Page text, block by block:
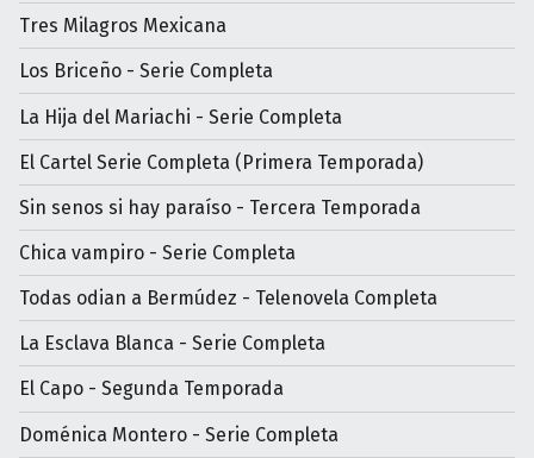
Tres Milagros Mexicana
Los Briceño - Serie Completa
La Hija del Mariachi - Serie Completa
El Cartel Serie Completa (Primera Temporada)
Sin senos si hay paraíso - Tercera Temporada
Chica vampiro - Serie Completa
Todas odian a Bermúdez - Telenovela Completa
La Esclava Blanca - Serie Completa
El Capo - Segunda Temporada
Doménica Montero - Serie Completa